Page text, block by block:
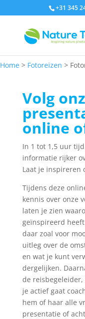
+31 345
Home > Fotoreizen >
Volg
online
In 1 tot 1,5 uur
informatie rijker
Laat je inspireren
Tijdens deze
kennis over onze
laten je zien
geïnspireerd
daar zoal voor
uitleg over de
en wat je kunt
dergelijken.
de
je actief gaat
hem of haar alle
presentatie of